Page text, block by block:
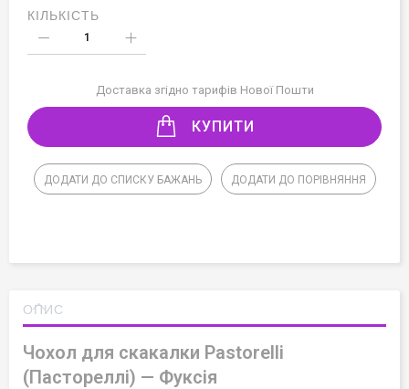
КІЛЬКІСТЬ
Доставка згідно тарифів Нової Пошти
КУПИТИ
ДОДАТИ ДО СПИСКУ БАЖАНЬ ДОДАТИ ДО ПОРІВНЯННЯ
ОПИС
Чохол для скакалки Pastorelli
(Пастореллі) — Фуксія